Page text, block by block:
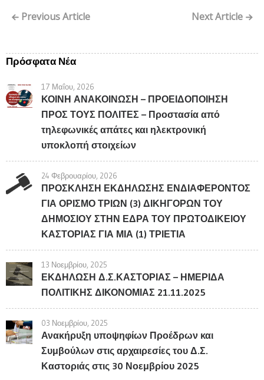
Previous Article Next Article
Πρόσφατα Νέα
17 Μαΐου, 2026
ΚΟΙΝΗ ΑΝΑΚΟΙΝΩΣΗ – ΠΡΟΕΙΔΟΠΟΙΗΣΗ
ΠΡΟΣ ΤΟΥΣ ΠΟΛΙΤΕΣ – Προστασία από
τηλεφωνικές απάτες και ηλεκτρονική
υποκλοπή στοιχείων
24 Φεβρουαρίου, 2026
ΠΡΟΣΚΛΗΣΗ ΕΚΔΗΛΩΣΗΣ ΕΝΔΙΑΦΕΡΟΝΤΟΣ
ΓΙΑ ΟΡΙΣΜΟ ΤΡΙΩΝ (3) ΔΙΚΗΓΟΡΩΝ ΤΟΥ
ΔΗΜΟΣΙΟΥ ΣΤΗΝ ΕΔΡΑ ΤΟΥ ΠΡΩΤΟΔΙΚΕΙΟΥ
ΚΑΣΤΟΡΙΑΣ ΓΙΑ ΜΙΑ (1) ΤΡΙΕΤΙΑ
13 Νοεμβρίου, 2025
ΕΚΔΗΛΩΣΗ Δ.Σ.ΚΑΣΤΟΡΙΑΣ – ΗΜΕΡΙΔΑ
ΠΟΛΙΤΙΚΗΣ ΔΙΚΟΝΟΜΙΑΣ 21.11.2025
03 Νοεμβρίου, 2025
Ανακήρυξη υποψηφίων Προέδρων και
Συμβούλων στις αρχαιρεσίες του Δ.Σ.
Καστοριάς στις 30 Νοεμβρίου 2025